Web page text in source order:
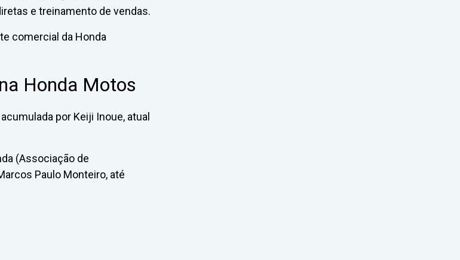
e treinamento de vendas.
comercial da Honda
Honda Motos
por Keiji Inoue, atual
(Associação de
Paulo Monteiro, até